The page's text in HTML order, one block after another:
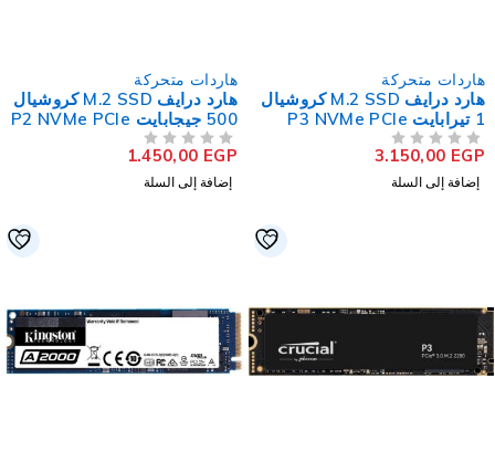
هاردات متحركة
هارد درايف M.2 SSD كروشيال
3.150,00EGP
إضافة إلى السلة
هاردات متحركة
هارد درايف M.2 SSD كروشيال
500 جيجابايت P2 NVMe PCIe
(بدون تغليف)
1.450,00EGP
إضافة إلى السلة